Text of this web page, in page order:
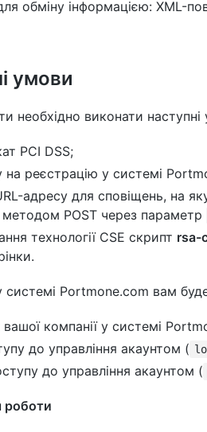
обміну інформацією: XML-
умови
необхідно виконати
PCI DSS;
на реєстрацію у системі
адресу для сповіщень, на
методом POST через параметр
технології CSE скрипт rsa-
системі Portmone.com вам
вашої компанії у системі
до управління акаунтом (
до управління акаунтом (
роботи